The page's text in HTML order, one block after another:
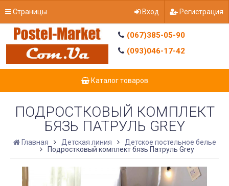
Страницы Вход Регистрация
(067)385-05-90
(093)046-17-42
Каталог товаров
ПОДРОСТКОВЫЙ КОМПЛЕКТ
БЯЗЬ ПАТРУЛЬ GREY
Главная Детская линия
Детское постельное белье
Подростковый комплект бязь Патруль Grey